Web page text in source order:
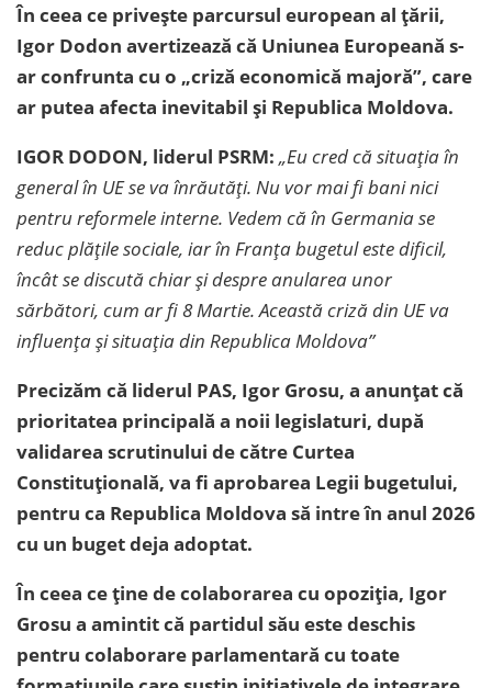
În ceea ce privește parcursul european al țării,
Igor Dodon avertizează că Uniunea Europeană s-
ar confrunta cu o „criză economică majoră”, care
ar putea afecta inevitabil și Republica Moldova.
IGOR DODON, liderul PSRM: „Eu cred că situația în
general în UE se va înrăutăți. Nu vor mai fi bani nici
pentru reformele interne. Vedem că în Germania se
reduc plățile sociale, iar în Franța bugetul este dificil,
încât se discută chiar și despre anularea unor
sărbători, cum ar fi 8 Martie. Această criză din UE va
influența și situația din Republica Moldova”
Precizăm că liderul PAS, Igor Grosu, a anunțat că
prioritatea principală a noii legislaturi, după
validarea scrutinului de către Curtea
Constituțională, va fi aprobarea Legii bugetului,
pentru ca Republica Moldova să intre în anul 2026
cu un buget deja adoptat.
În ceea ce ține de colaborarea cu opoziția, Igor
Grosu a amintit că partidul său este deschis
pentru colaborare parlamentară cu toate